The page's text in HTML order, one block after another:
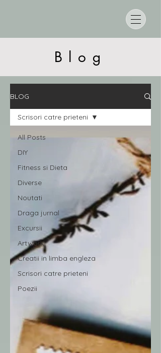
Blog
BLOG
All Posts
DIY
Fitness si Dieta
Diverse
Noutati
Draga jurnal
Excursii
Artwork
Creatii in limba engleza
Scrisori catre prieteni
Poezii
Scrisori catre prieteni